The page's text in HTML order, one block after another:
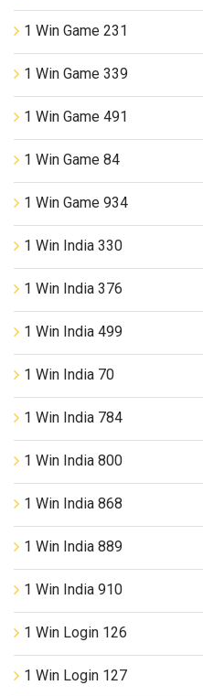
1 Win Game 231
1 Win Game 339
1 Win Game 491
1 Win Game 84
1 Win Game 934
1 Win India 330
1 Win India 376
1 Win India 499
1 Win India 70
1 Win India 784
1 Win India 800
1 Win India 868
1 Win India 889
1 Win India 910
1 Win Login 126
1 Win Login 127